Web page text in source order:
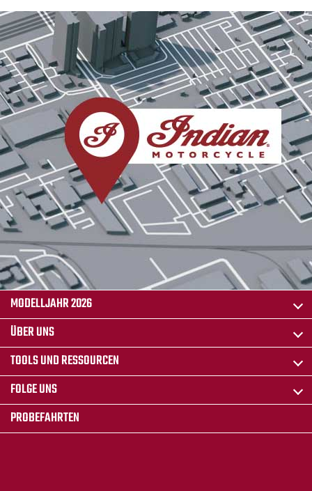
MODELLJAHR 2026
ÜBER UNS
TOOLS UND RESSOURCEN
FOLGE UNS
PROBEFAHRTEN